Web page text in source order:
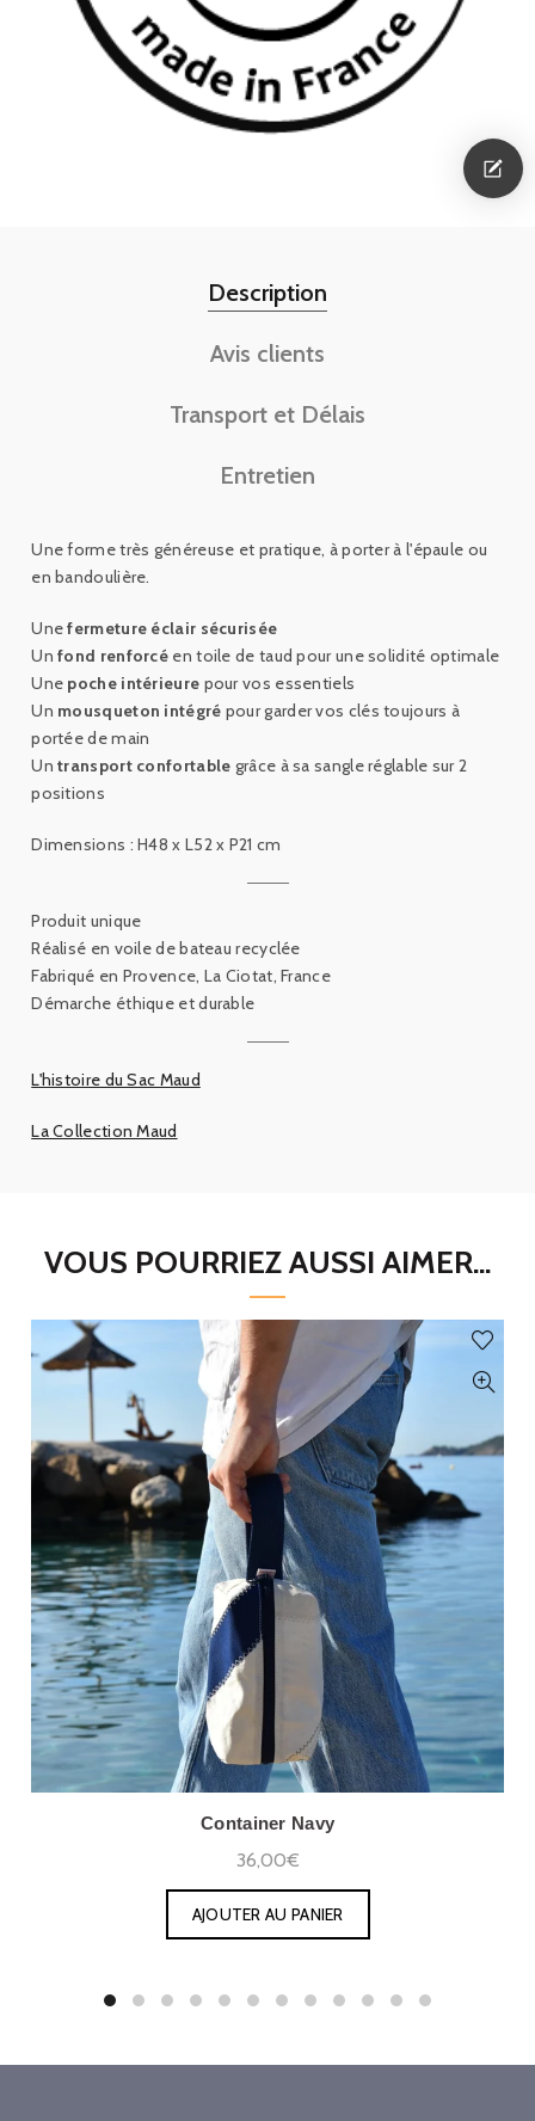
Description
Avis clients
Transport et Délais
Entretien
Une forme très généreuse et pratique, à porter à l'épaule ou
en bandoulière.
Unefermeture éclair sécurisée
Un fond renforcé en toile de taud pour une solidité optimale
Une poche intérieure pour vos essentiels
Un mousqueton intégré pour garder vos clés toujours à
portée de main
Un transport confortable grâce à sa sangle réglable sur 2
positions
Dimensions : H48 x L52 x P21 cm
Produit unique
Réalisé en voile de bateau recyclée
Fabriqué en Provence, La Ciotat, France
Démarche éthique et durable
L'histoire du Sac Maud
La Collection Maud
VOUS POURRIEZ AUSSI AIMER...
Container Navy
36,00€
AJOUTER AU PANIER